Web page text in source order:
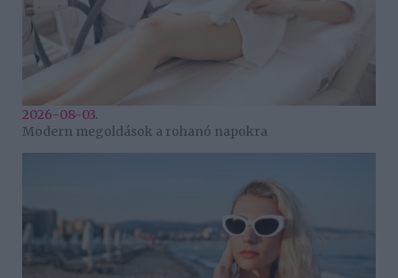
2026-08-03.
Modern megoldások a rohanó napokra